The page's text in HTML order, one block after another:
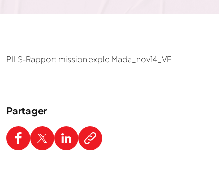
PILS-Rapport mission explo Mada_nov14_VF
Partager